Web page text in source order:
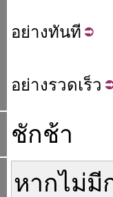
อย่างทันที
อย่างรวดเร็ว
ชักช้า
หากไม่มี